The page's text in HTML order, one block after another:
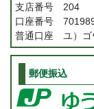
支店番号 204
口座番号
普通口座 ユ）ゴ
郵便振込